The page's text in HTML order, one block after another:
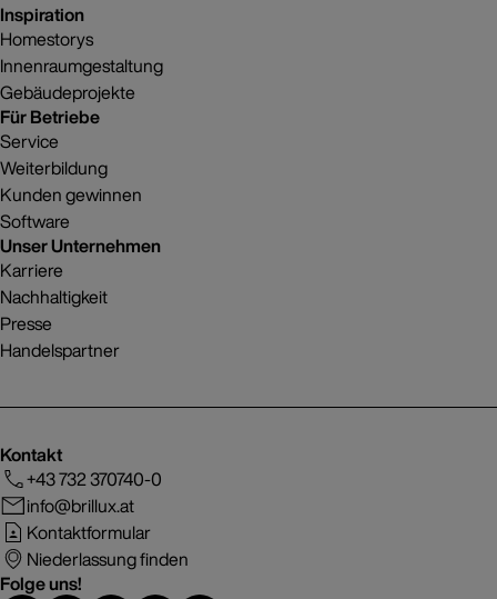
Inspiration
Homestorys
Innenraumgestaltung
Gebäudeprojekte
Für Betriebe
Service
Weiterbildung
Kunden gewinnen
Software
Unser Unternehmen
Karriere
Nachhaltigkeit
Presse
Handelspartner
Kontakt
+43 732 370740-0
info@brillux.at
Kontaktformular
Niederlassung finden
Folge uns!